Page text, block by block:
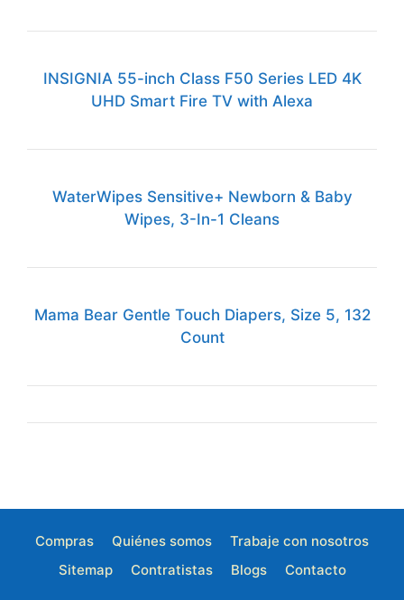
INSIGNIA 55-inch Class F50 Series LED 4K
UHD Smart Fire TV with Alexa
WaterWipes Sensitive+ Newborn & Baby
Wipes, 3-In-1 Cleans
Mama Bear Gentle Touch Diapers, Size 5, 132
Count
Compras Quiénes somos
Trabaje con nosotros
Sitemap
Contratistas Blogs Contacto